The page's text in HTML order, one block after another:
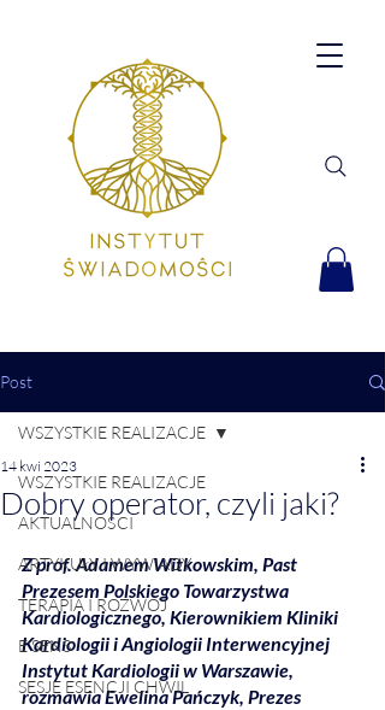
Post
WSZYSTKIE REALIZACJE
AKTUALNOŚCI
ARTYKUŁY I WYWIADY
TERAPIA I ROZWÓJ
E SENS
SESJE ESENCJI CHWIL
WSZYSTKIE REALIZACJE
Dobry operator, czyli jaki?
14 kwi 2023
Z prof. Adamem Witkowskim, Past
Prezesem Polskiego Towarzystwa
Kardiologicznego, Kierownikiem Kliniki
Kardiologii i Angiologii Interwencyjnej
Instytut Kardiologii w Warszawie,
rozmawia Ewelina Pańczyk, Prezes